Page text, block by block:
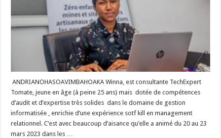
ANDRIANOHASOAVIMBAHOAKA Winna, est consultante TechExpert
Tomate, jeune en âge (à peine 25 ans) mais dotée de compétences
d’audit et d’expertise très solides dans le domaine de gestion
informatisée , enrichie d’une expérience sotf kill en management
relationnel. C’est avec beaucoup d’aisance qu’elle a animé du 20 au 23
mars 2023 dans les …